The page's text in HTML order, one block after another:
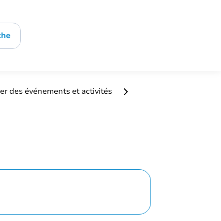
des événements et activités